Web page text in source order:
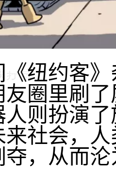
《纽约客
友圈里刷
人则扮演
社会，人
夺，从而